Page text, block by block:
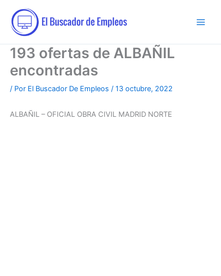
contenido
193 ofertas de ALBAÑIL
encontradas
/ Por El Buscador De Empleos / 13 octubre, 2022
ALBAÑIL – OFICIAL OBRA CIVIL MADRID NORTE